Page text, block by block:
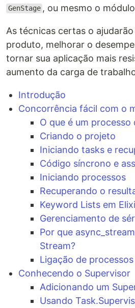
GenStage , ou mesmo o
As técnicas certas o
produto, melhorar o
tornar sua aplicação mais
aumento da carga de
Introdução
Concorrência fácil com o
O que é um processo
Criando o projeto
Iniciando tasks e
Código síncrono e
Iniciando processos
Recuperando o
Keyword Lists em
Gerenciamento de
Por que
Stream?
Ligação de processos
Conhecendo o Supervisor
Adicionando um
Usando